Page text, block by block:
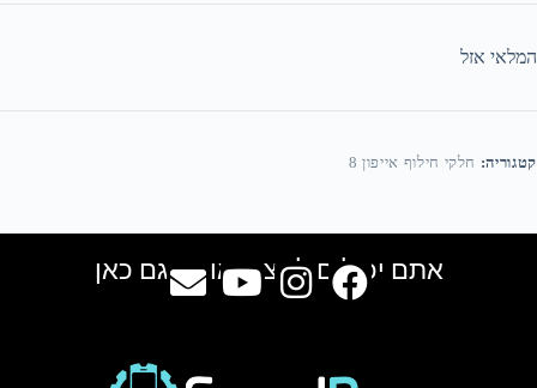
המלאי אזל
קטגוריה: חלקי חילוף אייפון 8
אתם יכולים למצוא אותנו גם כאן